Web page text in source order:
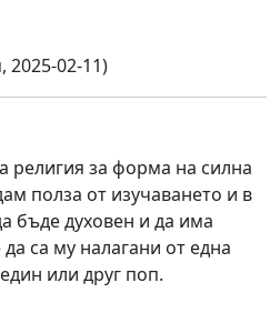
2025-02-11)
религия за форма на силна
полза от изучаването и в
бъде духовен и да има
са му налагани от една
или друг поп.